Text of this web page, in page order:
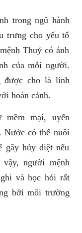
trong ngũ hành
trưng cho yếu tố
Thuỷ có ảnh
của mỗi người.
được cho là linh
hoàn cảnh.
mềm mại, uyển
Nước có thể nuôi
gây hủy diệt nếu
người mệnh
và học hỏi rất
bởi môi trường